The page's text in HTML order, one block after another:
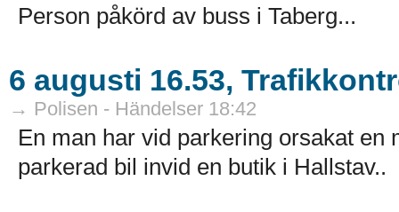
Person påkörd av buss i Taberg...
6 augusti 16.53,
→ Polisen - Händelser 18:42
En man har vid parkering orsakat en
parkerad bil invid en butik i Hallstav..